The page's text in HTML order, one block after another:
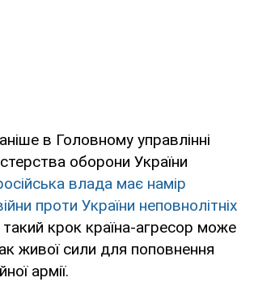
в Головному управлінні
оборони України
влада має намір
проти України неповнолітніх
крок країна-агресор може
живої сили для поповнення
армії.